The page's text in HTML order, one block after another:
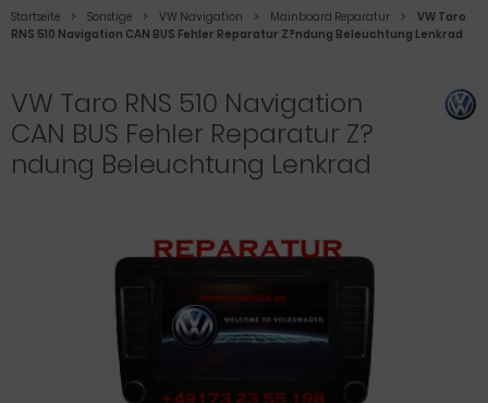
Startseite Sonstige VW Navigation Mainboard Reparatur
VW Taro
RNS 510 Navigation CAN BUS Fehler Reparatur Z?ndung Beleuchtung Lenkrad
VW Taro RNS 510 Navigation
CAN BUS Fehler Reparatur Z?
ndung Beleuchtung Lenkrad